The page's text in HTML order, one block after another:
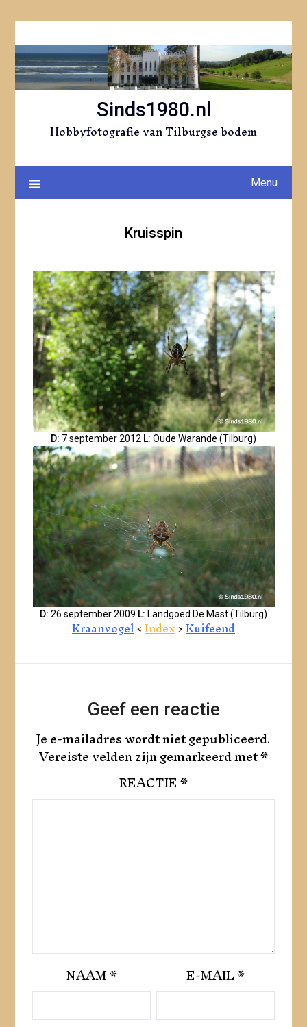
naar
inhoud
Sinds1980.nl
Hobbyfotografie van Tilburgse bodem
Menu
Kruisspin
D: 7 september 2012 L: Oude Warande (Tilburg)
D: 26 september 2009 L: Landgoed De Mast (Tilburg)
Kraanvogel<Index>Kuifeend
Geef een reactie
Je e-mailadres wordt niet gepubliceerd.
Vereiste velden zijn gemarkeerd met*
REACTIE*
NAAM* E-MAIL*